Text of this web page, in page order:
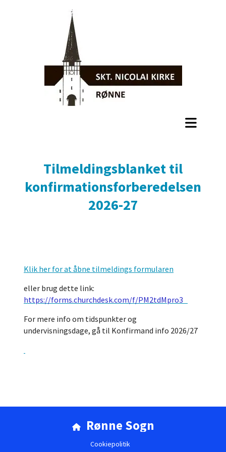
Tilmeldingsblanket til
konfirmationsforberedelsen
2026-27
Klik her for at åbne tilmeldings formularen
eller brug dette link:
https://forms.churchdesk.com/f/PM2tdMpro3
For mere info om tidspunkter og
undervisningsdage, gå til Konfirmand info 2026/27
 Rønne Sogn
Cookiepolitik